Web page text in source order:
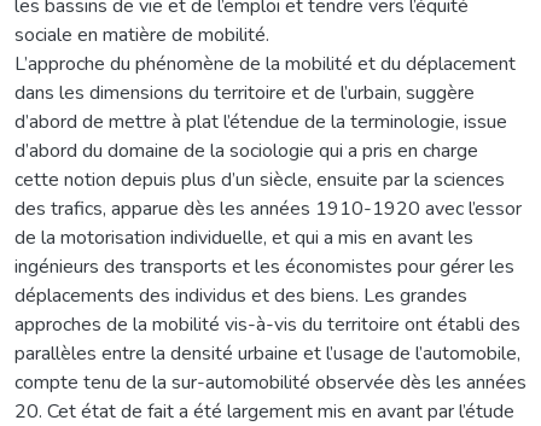
les bassins de vie et de l’emploi et tendre vers l’équité
sociale en matière de mobilité.
L’approche du phénomène de la mobilité et du déplacement
dans les dimensions du territoire et de l’urbain, suggère
d’abord de mettre à plat l’étendue de la terminologie, issue
d’abord du domaine de la sociologie qui a pris en charge
cette notion depuis plus d’un siècle, ensuite par la sciences
des trafics, apparue dès les années 1910-1920 avec l’essor
de la motorisation individuelle, et qui a mis en avant les
ingénieurs des transports et les économistes pour gérer les
déplacements des individus et des biens. Les grandes
approches de la mobilité vis-à-vis du territoire ont établi des
parallèles entre la densité urbaine et l’usage de l’automobile,
compte tenu de la sur-automobilité observée dès les années
20. Cet état de fait a été largement mis en avant par l’étude